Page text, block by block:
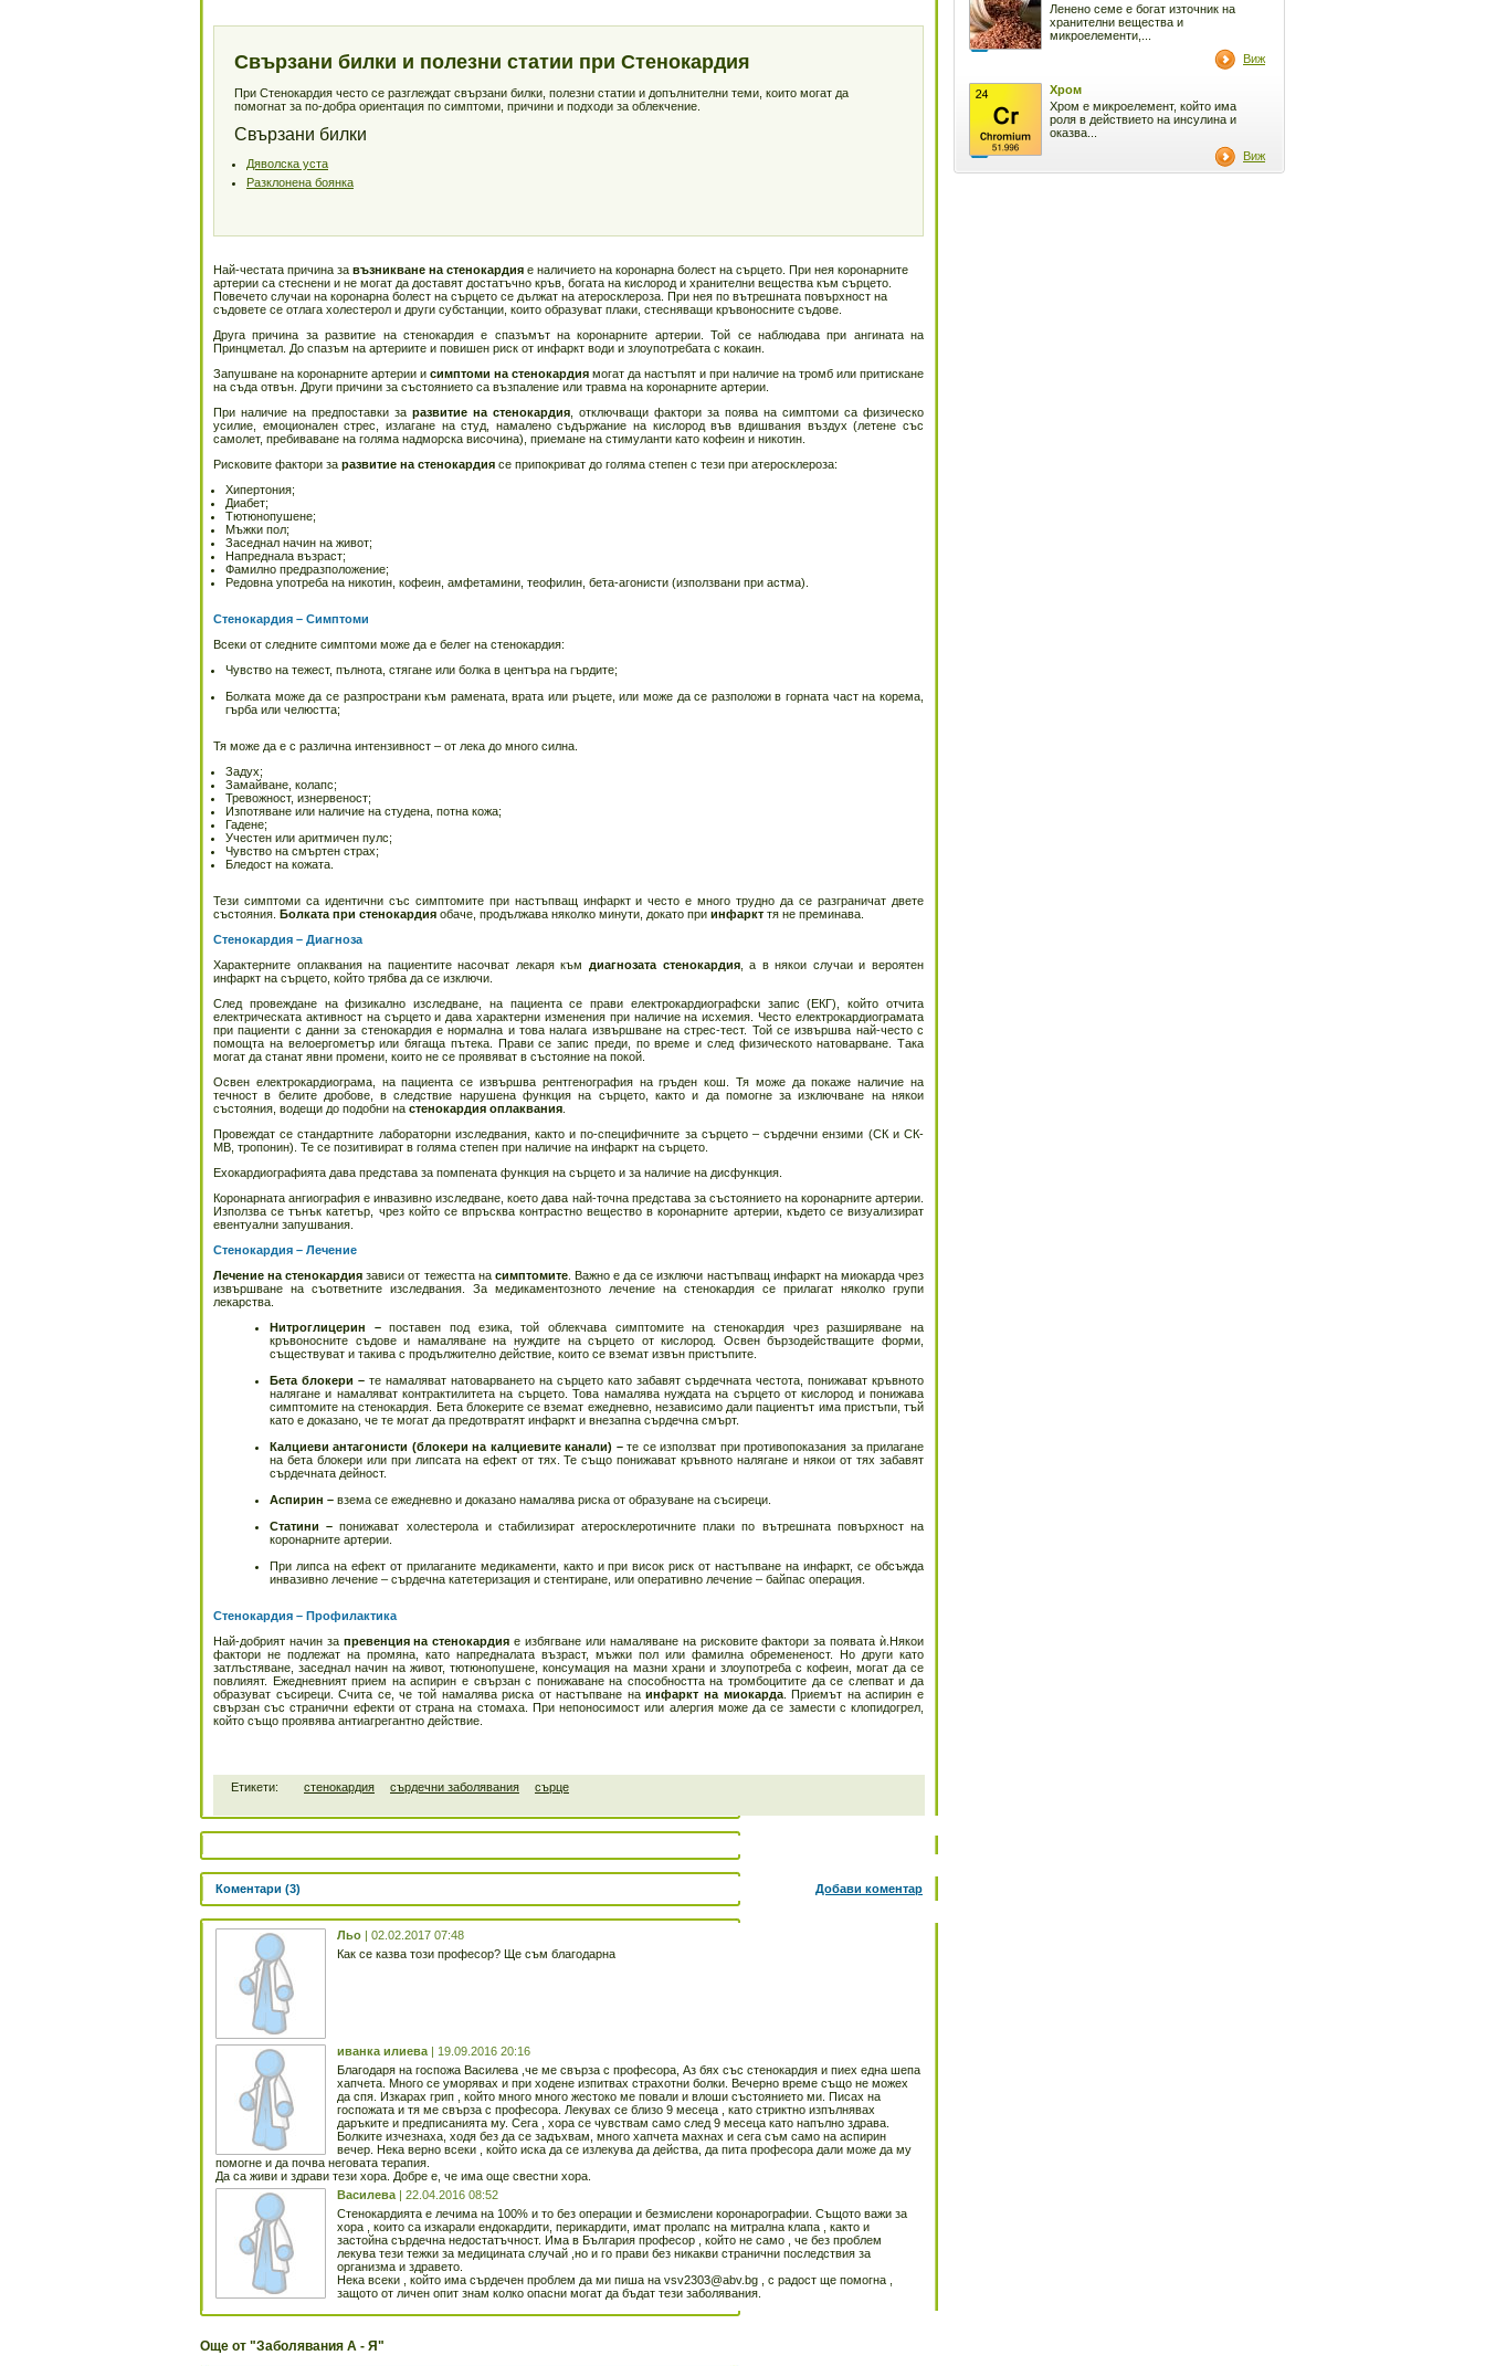
Свързани билки и полезни статии при Стенокардия
При Стенокардия често се разглеждат свързани билки, полезни статии и допълнителни теми, които могат да
помогнат за по-добра ориентация по симптоми, причини и подходи за облекчение.
Свързани билки
Дяволска уста
Разклонена боянка
Най-честата причина за възникване на стенокардия е наличието на коронарна болест на сърцето. При нея коронарните
артерии са стеснени и не могат да доставят достатъчно кръв, богата на кислород и хранителни вещества към сърцето.
Повечето случаи на коронарна болест на сърцето се дължат на атеросклероза. При нея по вътрешната повърхност на
съдовете се отлага холестерол и други субстанции, които образуват плаки, стесняващи кръвоносните съдове.
Друга причина за развитие на стенокардия е спазъмът на коронарните артерии. Той се наблюдава при ангината на
Принцметал. До спазъм на артериите и повишен риск от инфаркт води и злоупотребата с кокаин.
Запушване на коронарните артерии и симптоми на стенокардия могат да настъпят и при наличие на тромб или притискане
на съда отвън. Други причини за състоянието са възпаление или травма на коронарните артерии.
При наличие на предпоставки за развитие на стенокардия , отключващи фактори за поява на симптоми са физическо
усилие, емоционален стрес, излагане на студ, намалено съдържание на кислород във вдишвания въздух (летене със
самолет, пребиваване на голяма надморска височина), приемане на стимуланти като кофеин и никотин.
Рисковите фактори за развитие на стенокардия се припокриват до голяма степен с тези при атеросклероза:
Хипертония;
Диабет;
Тютюнопушене;
Мъжки пол;
Заседнал начин на живот;
Напреднала възраст;
Фамилно предразположение;
Редовна употреба на никотин, кофеин, амфетамини, теофилин, бета-агонисти (използвани при астма).
Стенокардия – Симптоми
Всеки от следните симптоми може да е белег на стенокардия:
Чувство на тежест, пълнота, стягане или болка в центъра на гърдите;
Болката може да се разпространи към рамената, врата или ръцете, или може да се разположи в горната част на корема,
гърба или челюстта;
Тя може да е с различна интензивност – от лека до много силна.
Задух;
Замайване, колапс;
Тревожност, изнервеност;
Изпотяване или наличие на студена, потна кожа;
Гадене;
Учестен или аритмичен пулс;
Чувство на смъртен страх;
Бледост на кожата.
Тези симптоми са идентични със симптомите при настъпващ инфаркт и често е много трудно да се разграничат двете
състояния. Болката при стенокардия обаче, продължава няколко минути, докато при инфаркт тя не преминава.
Стенокардия – Диагноза
Характерните оплаквания на пациентите насочват лекаря към диагнозата стенокардия, а в някои случаи и вероятен
инфаркт на сърцето, който трябва да се изключи.
След провеждане на физикално изследване, на пациента се прави електрокардиографски запис (ЕКГ), който отчита
електрическата активност на сърцето и дава характерни изменения при наличие на исхемия. Често електрокардиограмата
при пациенти с данни за стенокардия е нормална и това налага извършване на стрес-тест. Той се извършва най-често с
помощта на велоергометър или бягаща пътека. Прави се запис преди, по време и след физическото натоварване. Така
могат да станат явни промени, които не се проявяват в състояние на покой.
Освен електрокардиограма, на пациента се извършва рентгенография на гръден кош. Тя може да покаже наличие на
течност в белите дробове, в следствие нарушена функция на сърцето, както и да помогне за изключване на някои
състояния, водещи до подобни на стенокардия оплаквания
Провеждат се стандартните лабораторни изследвания, както и по-специфичните за сърцето – сърдечни ензими (СК и СК-
МВ, тропонин). Те се позитивират в голяма степен при наличие на инфаркт на сърцето.
Ехокардиографията дава представа за помпената функция на сърцето и за наличие на дисфункция.
Коронарната ангиография е инвазивно изследване, което дава най-точна представа за състоянието на коронарните артерии.
Използва се тънък катетър, чрез който се впръсква контрастно вещество в коронарните артерии, където се визуализират
евентуални запушвания.
Стенокардия – Лечение
Лечение на стенокардия зависи от тежестта на симптомите. Важно е да се изключи настъпващ инфаркт на миокарда чрез
извършване на съответните изследвания. За медикаментозното лечение на стенокардия се прилагат няколко групи
лекарства.
Нитроглицерин –поставен под езика, той облекчава симптомите на стенокардия чрез разширяване на
кръвоносните съдове и намаляване на нуждите на сърцето от кислород. Освен бързодействащите форми,
съществуват и такива с продължително действие, които се вземат извън пристъпите.
Бета блокери – те намаляват натоварването на сърцето като забавят сърдечната честота, понижават кръвното
налягане и намаляват контрактилитета на сърцето. Това намалява нуждата на сърцето от кислород и понижава
симптомите на стенокардия. Бета блокерите се вземат ежедневно, независимо дали пациентът има пристъпи, тъй
като е доказано, че те могат да предотвратят инфаркт и внезапна сърдечна смърт.
Калциеви антагонисти (блокери на калциевите канали) –те се използват при противопоказания за прилагане
на бета блокери или при липсата на ефект от тях. Те също понижават кръвното налягане и някои от тях забавят
сърдечната дейност.
Аспирин – взема се ежедневно и доказано намалява риска от образуване на съсиреци.
Статини –понижават холестерола и стабилизират атеросклеротичните плаки по вътрешната повърхност на
коронарните артерии.
При липса на ефект от прилаганите медикаменти, както и при висок риск от настъпване на инфаркт, се обсъжда
инвазивно лечение – сърдечна катетеризация и стентиране, или оперативно лечение – байпас операция.
Стенокардия – Профилактика
Най-добрият начин за превенция на стенокардия е избягване или намаляване на рисковите фактори за появата ѝ.Някои
фактори не подлежат на промяна, като напредналата възраст, мъжки пол или фамилна обремененост. Но други като
затлъстяване, заседнал начин на живот, тютюнопушене, консумация на мазни храни и злоупотреба с кофеин, могат да се
повлияят. Ежедневният прием на аспирин е свързан с понижаване на способността на тромбоцитите да се слепват и да
образуват съсиреци. Счита се, че той намалява риска от настъпване наинфаркт на миокарда. Приемът на аспирин е
свързан със странични ефекти от страна на стомаха. При непоносимост или алергия може да се замести с клопидогрел,
който също проявява антиагрегантно действие.
Етикети: стенокардия сърдечни заболявания сърце
Коментари (3) Добави коментар
Льо | 02.02.2017 07:48
Как се казва този професор? Ще съм благодарна
иванка илиева | 19.09.2016 20:16
Благодаря на госпожа Василева ,че ме свърза с професора, Аз бях със стенокардия и пиех една шепа
хапчета. Много се уморявах и при ходене изпитвах страхотни болки. Вечерно време също не можех
да спя. Изкарах грип , който много много жестоко ме повали и влоши състоянието ми. Писах на
госпожата и тя ме свърза с професора. Лекувах се близо 9 месеца , като стриктно изпълнявах
даръките и предписанията му. Сега , хора се чувствам само след 9 месеца като напълно здрава.
Болките изчезнаха, ходя без да се задъхвам, много хапчета махнах и сега съм само на аспирин
вечер. Нека верно всеки , който иска да се излекува да действа, да пита професора дали може да му
помогне и да почва неговата терапия.
Да са живи и здрави тези хора. Добре е, че има още свестни хора.
Василева | 22.04.2016 08:52
Стенокардията е лечима на 100% и то без операции и безмислени коронарографии. Същото важи за
хора , които са изкарали ендокардити, перикардити, имат пролапс на митрална клапа , както и
застойна сърдечна недостатъчност. Има в България професор , който не само , че без проблем
лекува тези тежки за медицината случай ,но и го прави без никакви странични последствия за
организма и здравето.
Нека всеки , който има сърдечен проблем да ми пиша на vsv2303@abv.bg , с радост ще помогна ,
защото от личен опит знам колко опасни могат да бъдат тези заболявания.
Още от "Заболявания А - Я"
Ленено семе е богат източник на
хранителни вещества и
микроелементи,...
Виж
Хром
Хром е микроелемент, който има
роля в действието на инсулина и
оказва...
Виж